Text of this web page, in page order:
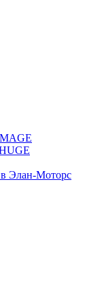
Элан-Моторс